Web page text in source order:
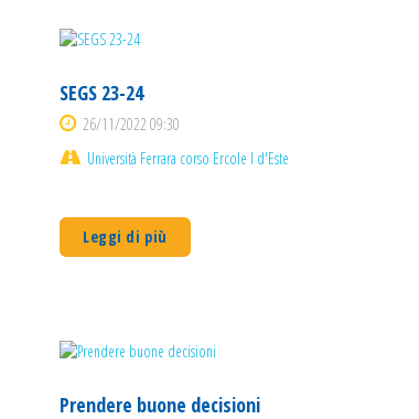
SEGS 23-24
26/11/2022 09:30
Università Ferrara corso Ercole I d'Este
Leggi di più
Prendere buone decisioni